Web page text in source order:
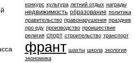
конкурс культура летний отдых награды
недвижимость образование политика
правительство правонарушения праздник
про еду производство проишествие
религия спорт строительство транспорт
франт шахты школа экология
экономика